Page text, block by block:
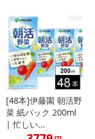
[48本]伊藤園 朝活野
菜 紙パック 200ml
| 忙しい...